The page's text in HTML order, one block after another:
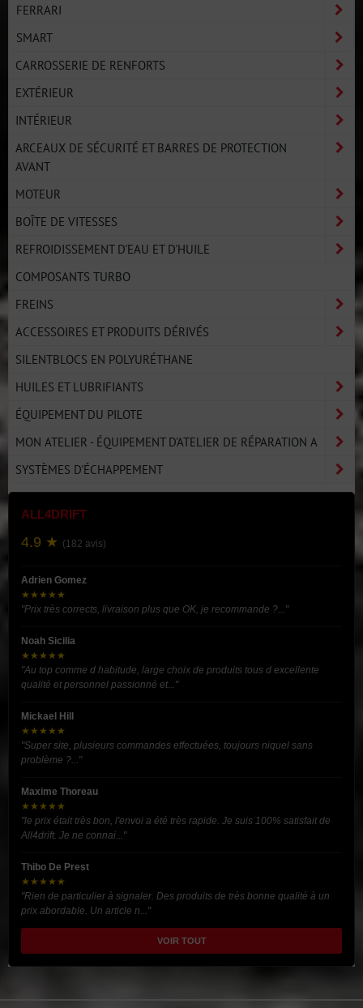
FERRARI
SMART
CARROSSERIE DE RENFORTS
EXTÉRIEUR
INTÉRIEUR
ARCEAUX DE SÉCURITÉ ET BARRES DE PROTECTION
AVANT
MOTEUR
BOÎTE DE VITESSES
REFROIDISSEMENT D'EAU ET D'HUILE
COMPOSANTS TURBO
FREINS
ACCESSOIRES ET PRODUITS DÉRIVÉS
SILENTBLOCS EN POLYURÉTHANE
HUILES ET LUBRIFIANTS
ÉQUIPEMENT DU PILOTE
MON ATELIER - ÉQUIPEMENT D'ATELIER DE RÉPARATION A
SYSTÈMES D'ÉCHAPPEMENT
ALL4DRIFT
4.9 ★ (182 avis)
Adrien Gomez
★★★★★
"Prix très corrects, livraison plus que OK, je recommande ?..."
Noah Sicilia
★★★★★
"Au top comme d habitude, large choix de produits tous d excellente
qualité et personnel passionné et..."
Mickael Hill
★★★★★
"Super site, plusieurs commandes effectuées, toujours niquel sans
problème ?..."
Maxime Thoreau
★★★★★
"le prix était très bon, l'envoi a été très rapide. Je suis 100% satisfait de
All4drift. Je ne connai..."
Thibo De Prest
★★★★★
"Rien de particulier à signaler. Des produits de très bonne qualité à un
prix abordable. Un article n..."
VOIR TOUT